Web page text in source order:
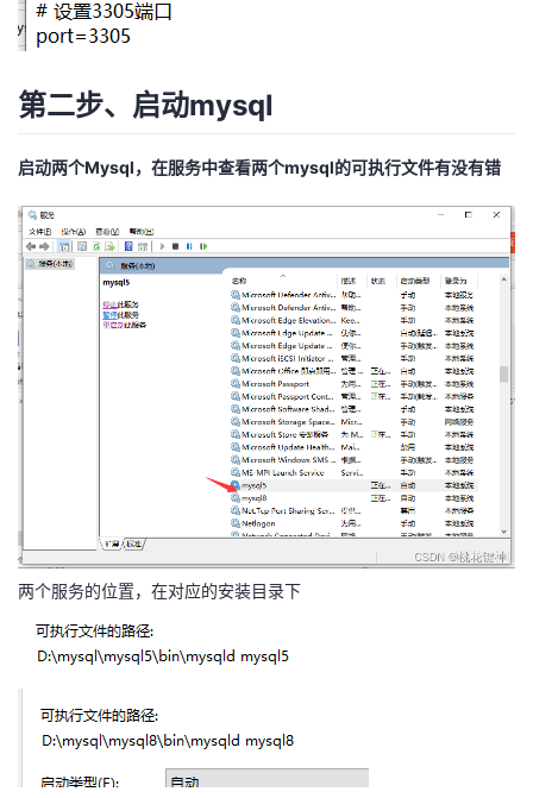
播活的
我
的
发
者
课
的
证
我
实
验
的
收
藏
我
Programs
的
支
术
支
持
云
声
建
议
第二步、启动mysql
启动两个Mysql，在服务中查看两个mysql的可执行文件有没有错
两个服务的位置，在对应的安装目录下